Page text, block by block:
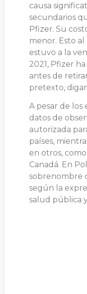
causa
secundarios
Pfizer. Su
menor. Esto
estuvo a la
2021, Pfizer
antes de
pretexto,
A pesar de los
datos de
autorizada
países,
en otros,
Canadá. En
sobrenombre
según la
salud pública